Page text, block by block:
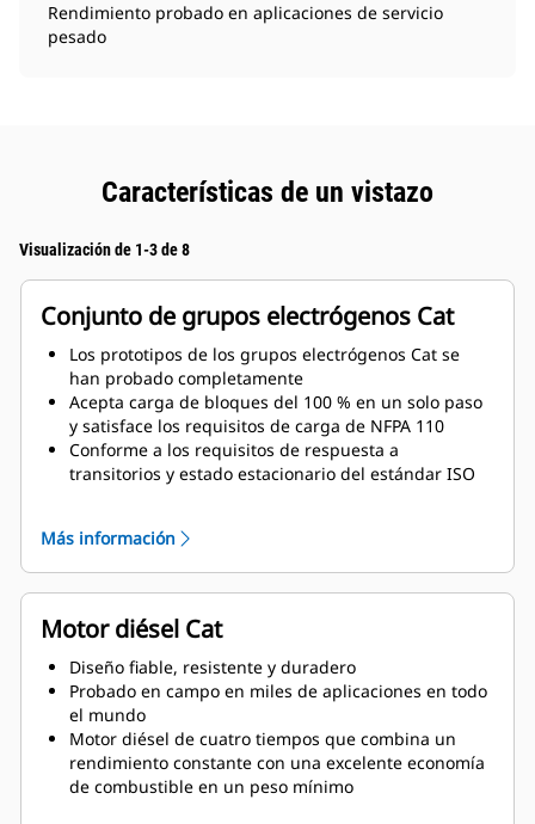
Rendimiento probado en aplicaciones de servicio
pesado
Características de un vistazo
Visualización de 1-3 de 8
Conjunto de grupos electrógenos Cat
Los prototipos de los grupos electrógenos Cat se
han probado completamente
Acepta carga de bloques del 100 % en un solo paso
y satisface los requisitos de carga de NFPA 110
Conforme a los requisitos de respuesta a
transitorios y estado estacionario del estándar ISO
Más información
Motor diésel Cat
Diseño fiable, resistente y duradero
Probado en campo en miles de aplicaciones en todo
el mundo
Motor diésel de cuatro tiempos que combina un
rendimiento constante con una excelente economía
de combustible en un peso mínimo